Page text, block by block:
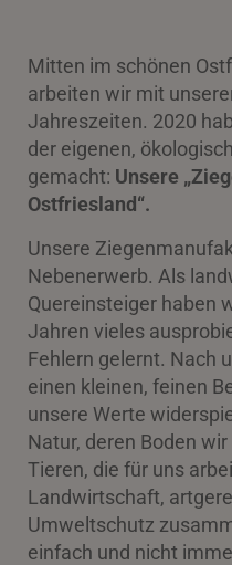
Mitten im schönen
arbeiten wir mit
Jahreszeiten. 2020
der eigenen,
gemacht: Unsere
Ostfriesland“.
Unsere
Nebenerwerb. Als
Quereinsteiger haben
Jahren vieles
Fehlern gelernt. Nach
einen kleinen, feinen
unsere Werte
Natur, deren Boden
Tieren, die für uns
Landwirtschaft,
Umweltschutz
einfach und nicht